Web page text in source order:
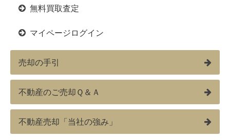
無料買取査定
マイページログイン
売却の手引
不動産のご売却Ｑ＆Ａ
不動産売却「当社の強み」